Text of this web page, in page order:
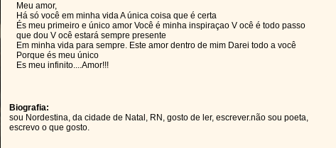
Meu amor,
Há só você em minha vida A única coisa que é certa
És meu primeiro e único amor Você é minha inspiraçao V ocê é todo passo
que dou V ocê estará sempre presente
Em minha vida para sempre. Este amor dentro de mim Darei todo a você
Porque és meu único
Es meu infinito....Amor!!!
Biografia:
sou Nordestina, da cidade de Natal, RN, gosto de ler, escrever.não sou poeta,
escrevo o que gosto.